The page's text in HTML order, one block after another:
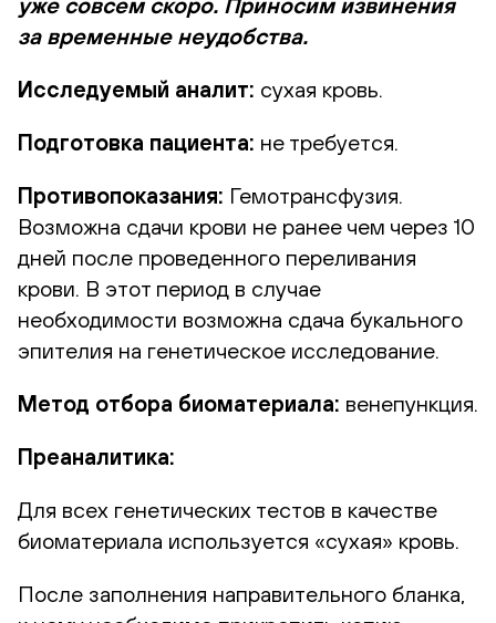
за временные неудобства.
Исследуемый аналит: сухая кровь.
Подготовка пациента: не требуется.
Противопоказания: Гемотрансфузия.
Возможна сдачи крови не ранее чем через 10
дней после проведенного переливания
крови. В этот период в случае
необходимости возможна сдача букального
эпителия на генетическое исследование.
Метод отбора биоматериала: венепункция.
Преаналитика:
Для всех генетических тестов в качестве
биоматериала используется «сухая» кровь.
После заполнения направительного бланка,